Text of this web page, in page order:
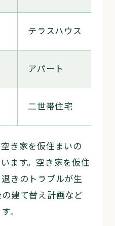
テラスハウス
アパート
二世帯住宅
き家を仮住まいの
ます。空き家を仮住
きのトラブルが生
建て替え計画など
。